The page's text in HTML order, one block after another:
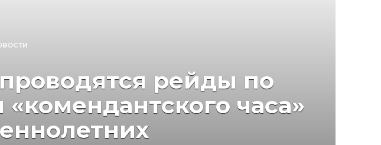
рейды по
часа»